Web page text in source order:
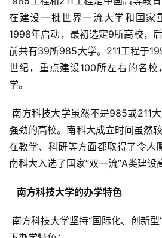
在建设一批世界一流大学和国家
1998年启动，最初选定9所高校，
前共有39所985大学。211工程于
世纪，重点建设100所左右的名校
学。
强劲的高校。南科大成立时间虽然
在教学、科研等方面都取得了令人
南科大入选了国家“双一流”A类建设
  南方科技大学的办学特色